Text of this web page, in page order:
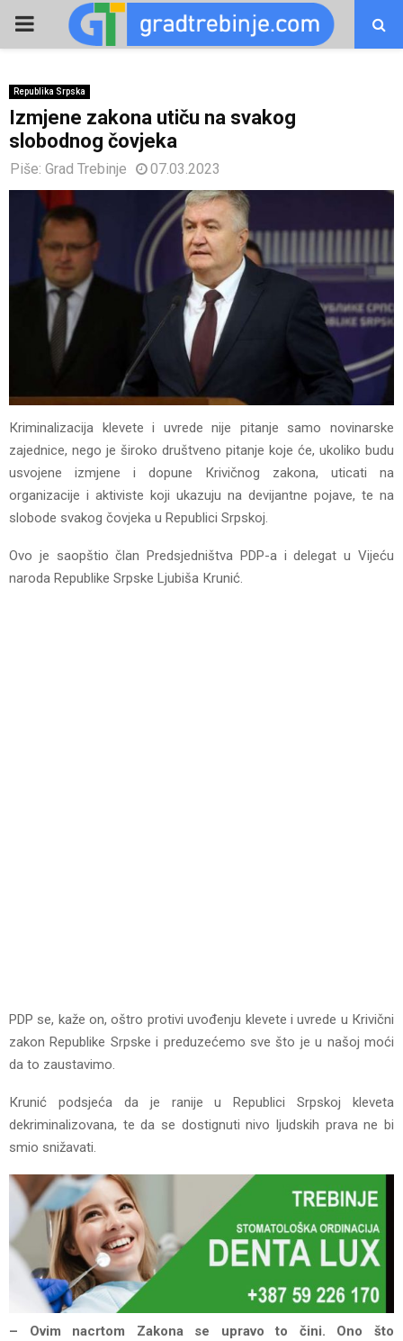
PRIMARY
Republika Srpska
Izmjene zakona utiču na svakog
slobodnog čovjeka
Piše: Grad Trebinje 07.03.2023
Кriminalizacija klevete i uvrede nije pitanje samo novinarske
zajednice, nego je široko društveno pitanje koje će, ukoliko budu
usvojene izmjene i dopune Кrivičnog zakona, uticati na
organizacije i aktiviste koji ukazuju na devijantne pojave, te na
slobode svakog čovjeka u Republici Srpskoj.
Ovo je saopštio član Predsjedništva PDP-a i delegat u Vijeću
naroda Republike Srpske Ljubiša Кrunić.
PDP se, kaže on, oštro protivi uvođenju klevete i uvrede u Кrivični
zakon Republike Srpske i preduzećemo sve što je u našoj moći
da to zaustavimo.
Кrunić podsjeća da je ranije u Republici Srpskoj kleveta
dekriminalizovana, te da se dostignuti nivo ljudskih prava ne bi
smio snižavati.
– Ovim nacrtom Zakona se upravo to čini. Ono što